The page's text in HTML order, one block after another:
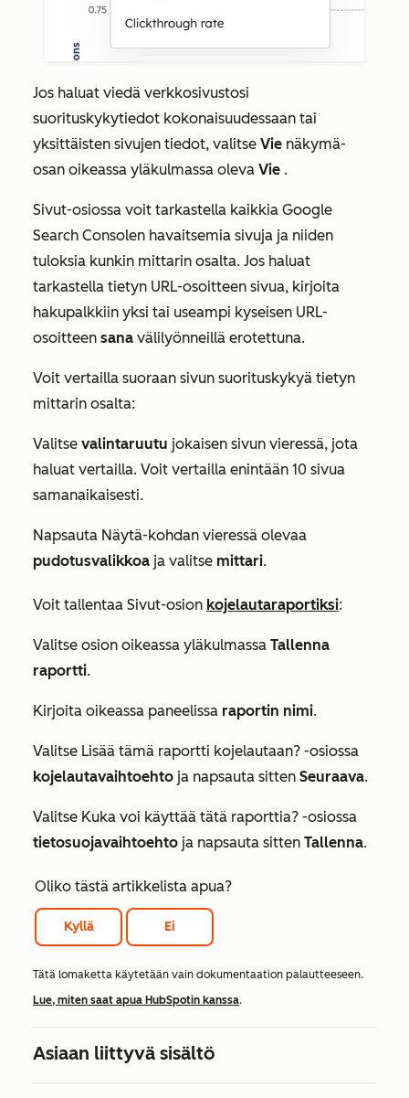
Jos haluat viedä verkkosivustosi
suorituskykytiedot kokonaisuudessaan tai
yksittäisten sivujen tiedot, valitse Vie näkymä-
osan oikeassa yläkulmassa oleva Vie .
Sivut-osiossa voit tarkastella kaikkia Google
Search Consolen havaitsemia sivuja ja niiden
tuloksia kunkin mittarin osalta. Jos haluat
tarkastella tietyn URL-osoitteen sivua, kirjoita
hakupalkkiin yksi tai useampi kyseisen URL-
osoitteen sana välilyönneillä erotettuna.
Voit vertailla suoraan sivun suorituskykyä tietyn
mittarin osalta:
Valitse valintaruutu jokaisen sivun vieressä, jota
haluat vertailla. Voit vertailla enintään 10 sivua
samanaikaisesti.
Napsauta Näytä-kohdan vieressä olevaa
pudotusvalikkoa ja valitse mittari.
Voit tallentaa Sivut-osion kojelautaraportiksi:
Valitse osion oikeassa yläkulmassa Tallenna
raportti.
Kirjoita oikeassa paneelissa raportin nimi.
Valitse Lisää tämä raportti kojelautaan? -osiossa
kojelautavaihtoehto ja napsauta sitten Seuraava.
Valitse Kuka voi käyttää tätä raporttia? -osiossa
tietosuojavaihtoehto ja napsauta sitten Tallenna.
Oliko tästä artikkelista apua?
Kyllä Ei
Tätä lomaketta käytetään vain dokumentaation palautteeseen.
Lue, miten saat apua HubSpotin kanssa.
Asiaan liittyvä sisältö